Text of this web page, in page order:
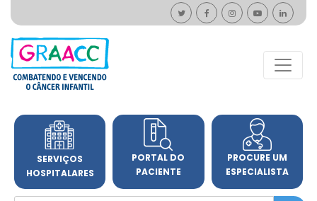
SERVIÇOS
HOSPITALARES
PORTAL DO
PACIENTE
PROCURE UM
ESPECIALISTA